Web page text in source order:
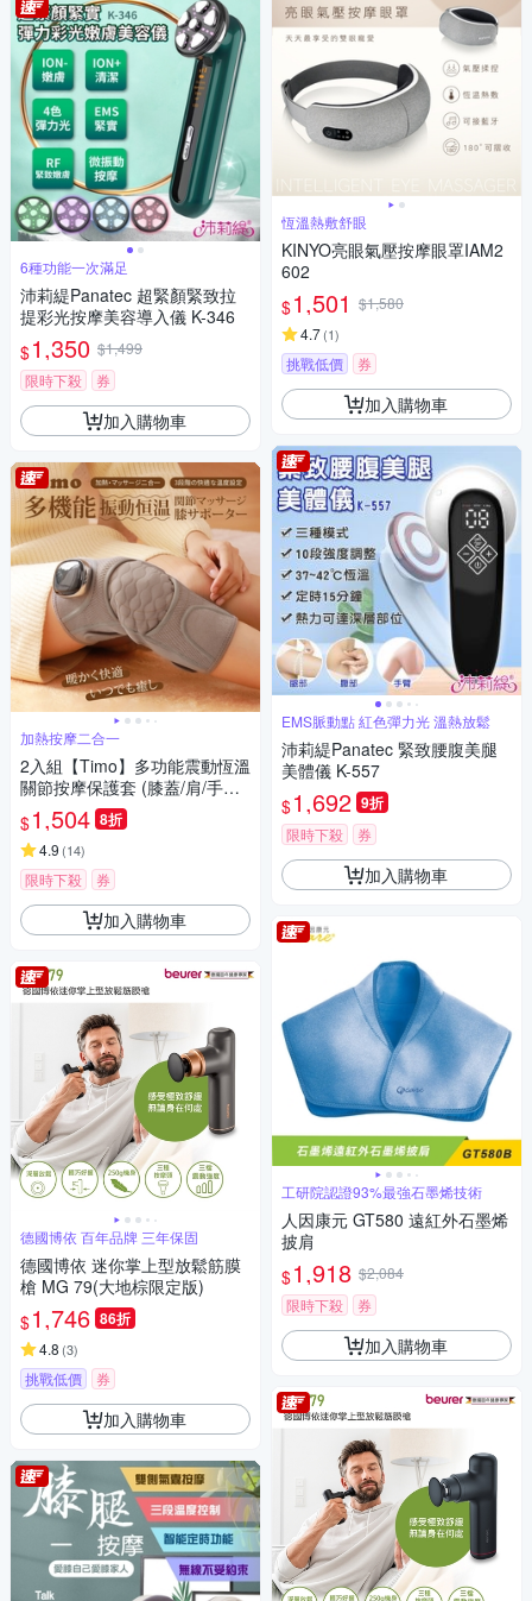
6種功能一次滿足
沛莉緹Panatec 超緊顏緊致拉
提彩光按摩美容導入儀 K-346
$1,350 $1,499
限時下殺
券
加入購物車
加熱按摩二合一
2入組【Timo】多功能震動恆溫
關節按摩保護套 (膝蓋/肩/手肘
通用)
$1,504 8折
4.9 (14)
限時下殺 券
加入購物車
德國博依 百年品牌 三年保固
德國博依 迷你掌上型放鬆筋膜
槍 MG 79(大地棕限定版)
$1,746 86折
4.8 (3)
挑戰低價 券
加入購物車
恆溫熱敷舒眼
KINYO亮眼氣壓按摩眼罩IAM2
602
$1,501 $1,580
4.7(1)
挑戰低價 券
加入購物車
EMS脈動點 紅色彈力光 溫熱放鬆
沛莉緹Panatec 緊致腰腹美腿
美體儀 K-557
$1,692 9折
限時下殺 券
加入購物車
工研院認證93%最強石墨烯技術
人因康元 GT580 遠紅外石墨烯
披肩
$1,918 $2,084
限時下殺
券
加入購物車